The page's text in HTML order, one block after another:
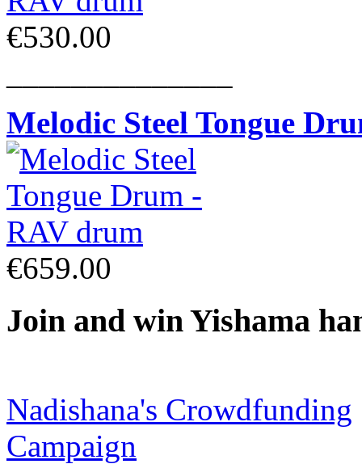
€530.00
Melodic Steel Tongue
€659.00
Join and win Yishama
Nadishana's Crowdfunding
Campaign